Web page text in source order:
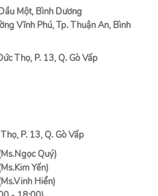
Một, Bình Dương
Vĩnh Phú, Tp. Thuận An, Bình
Thọ, P. 13, Q. Gò Vấp
P. 13, Q. Gò Vấp
Quý)
Yến)
Hiển)